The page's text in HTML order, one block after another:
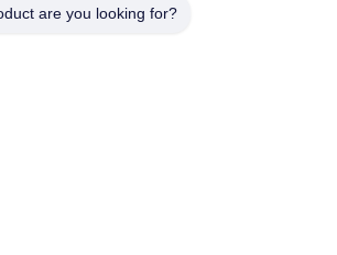
Center, gebouw A, zaal 607, Shenzhen -
are you looking for?